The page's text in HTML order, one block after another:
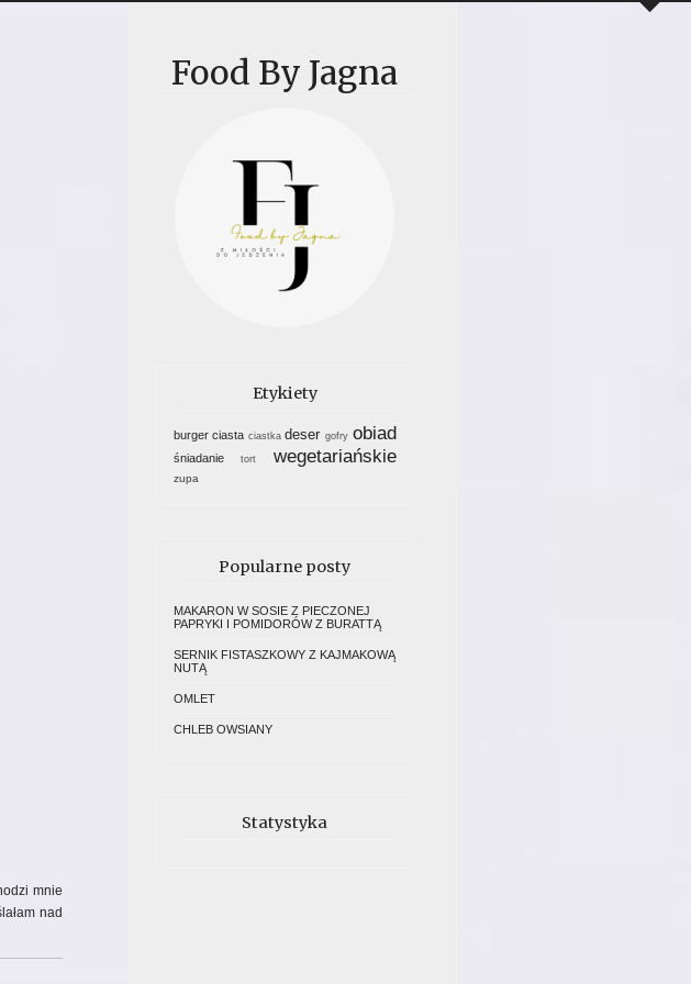
mnie
nad
przeze
stanowi
Food By Jagna
Etykiety
burger ciasta ciastka deser gofry obiad
śniadanie tort wegetariańskie
zupa
Popularne posty
MAKARON W SOSIE Z PIECZONEJ
PAPRYKI I POMIDORÓW Z BURATTĄ
SERNIK FISTASZKOWY Z KAJMAKOWĄ
NUTĄ
OMLET
CHLEB OWSIANY
Statystyka